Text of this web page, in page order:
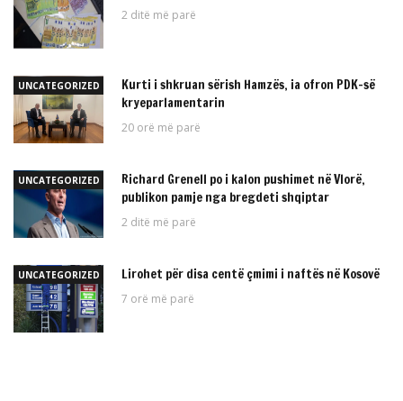
2 ditë më parë
UNCATEGORIZED
Kurti i shkruan sërish Hamzës, ia ofron PDK-së
kryeparlamentarin
20 orë më parë
UNCATEGORIZED
Richard Grenell po i kalon pushimet në Vlorë,
publikon pamje nga bregdeti shqiptar
2 ditë më parë
UNCATEGORIZED Lirohet për disa centë çmimi i naftës në Kosovë
7 orë më parë